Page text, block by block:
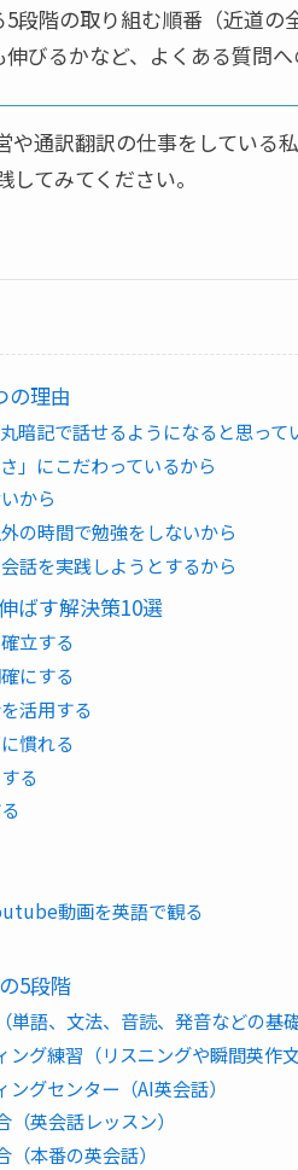
段階の取り組む順番（近道の
びるかなど、よくある質問
通訳翻訳の仕事をしている
てみてください。
の理由
暗記で話せるようになると思って
」にこだわっているから
から
の時間で勉強をしないから
話を実践しようとするから
ばす解決策10選
立する
にする
活用する
慣れる
る
動画を英語で観る
5段階
単語、文法、音読、発音などの基礎
ング練習（リスニングや瞬間英作
グセンター（AI英会話）
英会話レッスン）
本番の英会話）